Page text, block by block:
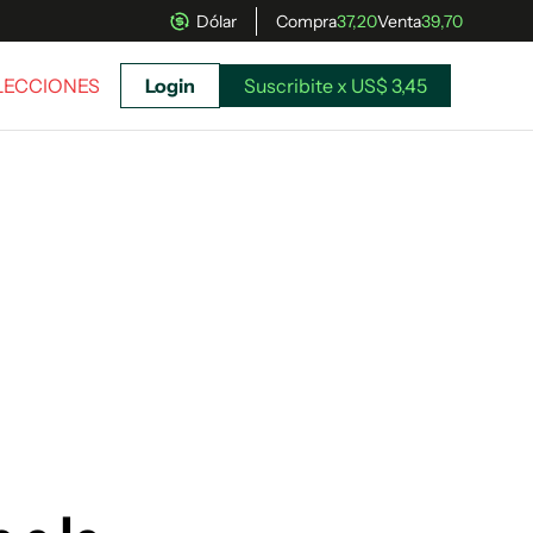
Dólar Compra37,20Venta39,70
Login Suscribite x US$ 3,45